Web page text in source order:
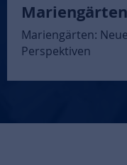
Mariengärten
Mariengärten:
Perspektiven